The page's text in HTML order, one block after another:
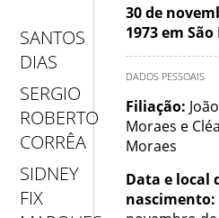
SANTOS
DIAS
SERGIO
ROBERTO
CORRÊA
SIDNEY
FIX
30 de
1973 em
DADOS PESSOAIS
Filiação:
Moraes e
Moraes
Data e local
nascimento: